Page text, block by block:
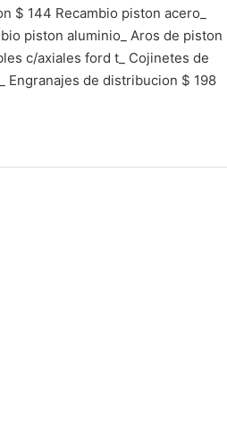
$ 144 Recambio piston acero_
piston aluminio_ Aros de piston
c/axiales ford t_ Cojinetes de
Engranajes de distribucion $ 198